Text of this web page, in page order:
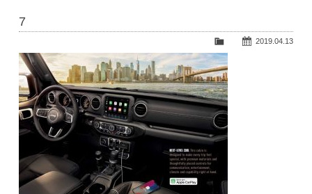
会社紹介
スタッフ募集
7
2019.04.13